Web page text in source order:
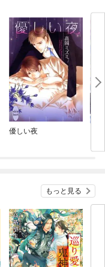
優しい夜
ラ
もっと見る